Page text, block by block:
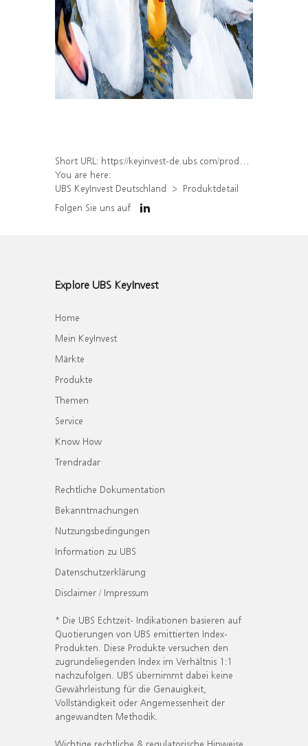
Short URL: https://keyinvest-de.ubs.com/produkt/detail/index/isin/DE000WA6QF08
You are here:
UBS KeyInvest Deutschland
Produktdetail
Folgen Sie uns auf
Explore UBS KeyInvest
Home
Mein KeyInvest
Märkte
Produkte
Themen
Service
Know How
Trendradar
Rechtliche Dokumentation
Bekanntmachungen
Nutzungsbedingungen
Information zu UBS
Datenschutzerklärung
Disclaimer / Impressum
* Die UBS Echtzeit- Indikationen basieren auf
Quotierungen von UBS emittierten Index-
Produkten. Diese Produkte versuchen den
zugrundeliegenden Index im Verhältnis 1:1
nachzufolgen. UBS übernimmt dabei keine
Gewährleistung für die Genauigkeit,
Vollständigkeit oder Angemessenheit der
angewandten Methodik.